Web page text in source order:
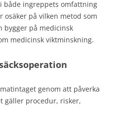
både ingreppets omfattning
osäker på vilken metod som
bygger på medicinsk
medicinsk viktminskning.
genom att påverka
gäller procedur, risker,